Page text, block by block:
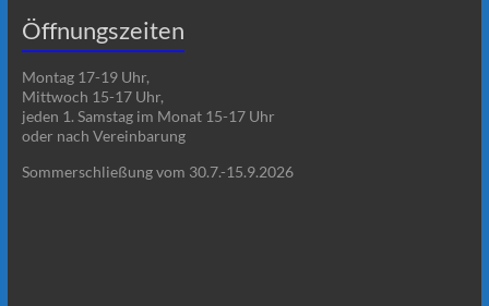
Öffnungszeiten
Montag 17-19 Uhr,
Mittwoch 15-17 Uhr,
jeden 1. Samstag im Monat 15-17 Uhr
oder nach Vereinbarung
Sommerschließung vom 30.7.-15.9.2026